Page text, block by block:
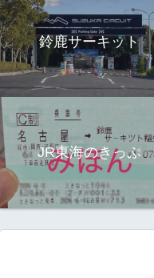
鈴鹿サーキット
JR東海のきっぷ